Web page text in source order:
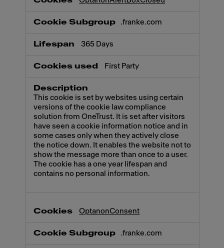
.franke.com
365 Days
First Party
This cookie is set by websites using certain
versions of the cookie law compliance
solution from OneTrust. It is set after visitors
have seen a cookie information notice and in
some cases only when they actively close
the notice down. It enables the website not to
show the message more than once to a user.
The cookie has a one year lifespan and
contains no personal information.
OptanonConsent
.franke.com